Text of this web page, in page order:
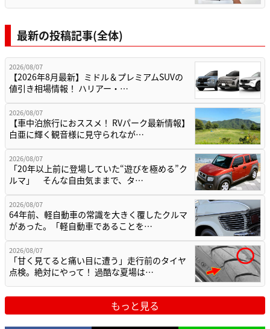
最新の投稿記事(全体)
2026/08/07
【2026年8月最新】ミドル＆プレミアムSUVの
値引き相場情報！ ハリアー・…
2026/08/07
【車中泊旅行におススメ！ RVパーク最新情報】
白亜に輝く観音様に見守られなが…
2026/08/07
「20年以上前に登場していた“遊びを極める”ク
ルマ」 そんな自由気ままで、タ…
2026/08/07
64年前、軽自動車の常識を大きく覆したクルマ
があった。「軽自動車であることを…
2026/08/07
「甘く見てると痛い目に遭う」走行前のタイヤ
点検。絶対にやって！ 過酷な夏場は…
もっと見る